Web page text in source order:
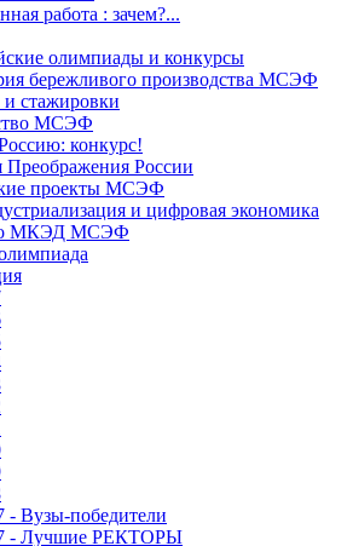
работа : зачем?...
олимпиады и конкурсы
бережливого производства МСЭФ
стажировки
МСЭФ
конкурс!
Преображения России
проекты МСЭФ
и цифровая экономика
МКЭД МСЭФ
- Вузы-победители
- Лучшие РЕКТОРЫ